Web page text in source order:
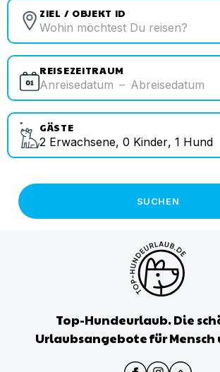
ZIEL / OBJEKT ID
REISEZEITRAUM
Anreisedatum – Abreisedatum
GÄSTE
2 Erwachsene, 0 Kinder, 1 Hund
SUCHEN
Top-Hundeurlaub. Die
Urlaubsangebote für Mensch